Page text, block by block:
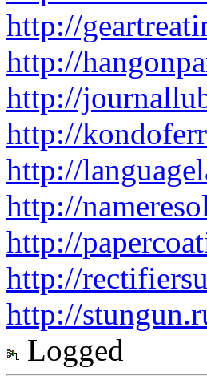
http://
http://
http://
http://
http://
http://
http://
http://
http://
Logged